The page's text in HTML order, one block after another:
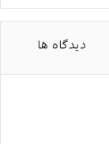
مین
گربه‌ها است. از
مواجه می‌کنند،
دیدگاه ها